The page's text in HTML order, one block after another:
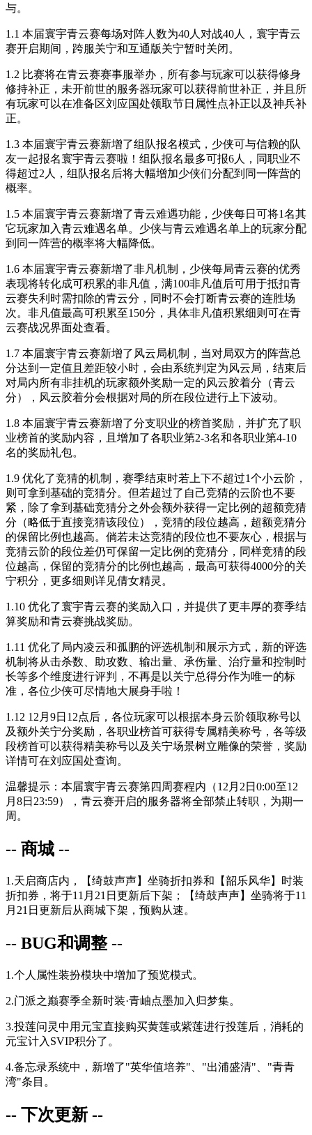
与。
1.1 本届寰宇青云赛每场对阵人数为40人对战40人，寰宇青云
赛开启期间，跨服关宁和互通版关宁暂时关闭。
1.2 比赛将在青云赛赛事服举办，所有参与玩家可以获得修身
修持补正，未开前世的服务器玩家可以获得前世补正，并且所
有玩家可以在准备区刘应国处领取节日属性点补正以及神兵补
正。
1.3 本届寰宇青云赛新增了组队报名模式，少侠可与信赖的队
友一起报名寰宇青云赛啦！组队报名最多可报6人，同职业不
得超过2人，组队报名后将大幅增加少侠们分配到同一阵营的
概率。
1.5 本届寰宇青云赛新增了青云难遇功能，少侠每日可将1名其
它玩家加入青云难遇名单。少侠与青云难遇名单上的玩家分配
到同一阵营的概率将大幅降低。
1.6 本届寰宇青云赛新增了非凡机制，少侠每局青云赛的优秀
表现将转化成可积累的非凡值，满100非凡值后可用于抵扣青
云赛失利时需扣除的青云分，同时不会打断青云赛的连胜场
次。非凡值最高可积累至150分，具体非凡值积累细则可在青
云赛战况界面处查看。
1.7 本届寰宇青云赛新增了风云局机制，当对局双方的阵营总
分达到一定值且差距较小时，会由系统判定为风云局，结束后
对局内所有非挂机的玩家额外奖励一定的风云胶着分（青云
分），风云胶着分会根据对局的所在段位进行上下波动。
1.8 本届寰宇青云赛新增了分支职业的榜首奖励，并扩充了职
业榜首的奖励内容，且增加了各职业第2-3名和各职业第4-10
名的奖励礼包。
1.9 优化了竞猜的机制，赛季结束时若上下不超过1个小云阶，
则可拿到基础的竞猜分。但若超过了自己竞猜的云阶也不要
紧，除了拿到基础竞猜分之外会额外获得一定比例的超额竞猜
分（略低于直接竞猜该段位），竞猜的段位越高，超额竞猜分
的保留比例也越高。倘若未达竞猜的段位也不要灰心，根据与
竞猜云阶的段位差仍可保留一定比例的竞猜分，同样竞猜的段
位越高，保留的竞猜分的比例也越高，最高可获得4000分的关
宁积分，更多细则详见倩女精灵。
1.10 优化了寰宇青云赛的奖励入口，并提供了更丰厚的赛季结
算奖励和青云赛挑战奖励。
1.11 优化了局内凌云和孤鹏的评选机制和展示方式，新的评选
机制将从击杀数、助攻数、输出量、承伤量、治疗量和控制时
长等多个维度进行评判，不再是以关宁总得分作为唯一的标
准，各位少侠可尽情地大展身手啦！
1.12 12月9日12点后 ，各位玩家可以根据本身云阶领取称号以
及额外关宁分奖励，各职业榜首可获得专属精美称号，各等级
段榜首可以获得精美称号以及关宁场景树立雕像的荣誉，奖励
详情可在刘应国处查询。
温馨提示：本届寰宇青云赛第四周赛程内（12月2日0:00至12
月8日23:59），青云赛开启的服务器将全部禁止转职，为期一
周。
-- 商城 --
1.天启商店内，【绮鼓声声】坐骑折扣券和【韶乐风华】时装
折扣券，将于11月21日更新后下架；【绮鼓声声】坐骑将于11
月21日更新后从商城下架，预购从速。
-- BUG和调整 --
1.个人属性装扮模块中增加了预览模式。
2.门派之巅赛季全新时装·青岫点墨加入归梦集。
3.投莲问灵中用元宝直接购买黄莲或紫莲进行投莲后，消耗的
元宝计入SVIP积分了。
4.备忘录系统中，新增了"英华值培养"、"出浦盛清"、"青青
湾"条目。
-- 下次更新 --